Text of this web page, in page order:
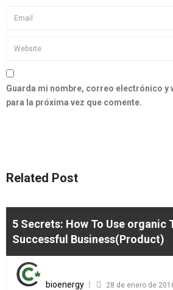
Guarda mi nombre, correo electrónico y
para la próxima vez que comente.
Related Post
5 Secrets: How To Use organic
Successful Business(Product)
bioenergy 28 de enero de